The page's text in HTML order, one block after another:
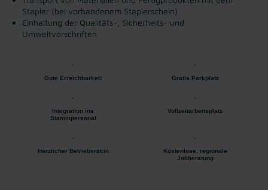
Stapler (bei vorhandenem Staplerschein)
Einhaltung der Qualitäts-, Sicherheits- und
Umweltvorschriften
Gute Erreichbarkeit Gratis Parkplatz
Integration ins
Stammpersonal
Vollzeitarbeitsplatz
Herzlicher Betriebsrät:in
Kostenlose, regionale
Jobberatung